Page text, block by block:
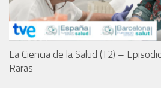
La Ciencia de la Salud (T2) –
Raras